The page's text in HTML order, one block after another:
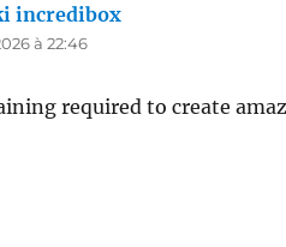
incredibox
à 22:46
required to create